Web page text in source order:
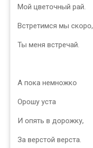
Мой цветочный рай.
Встретимся мы скоро,
Ты меня встречай.
А пока немножко
Орошу уста
И опять в дорожку,
За верстой верста.